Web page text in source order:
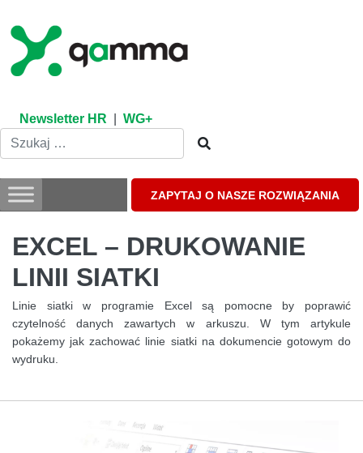
content
Newsletter HR WG+
ZAPYTAJ O NASZE ROZWIĄZANIA
EXCEL – DRUKOWANIE
LINII SIATKI
Linie siatki w programie Excel są pomocne by poprawić
czytelność danych zawartych w arkuszu. W tym artykule
pokażemy jak zachować linie siatki na dokumencie gotowym do
wydruku.